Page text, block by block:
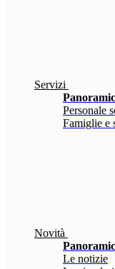
Servizi
Personale
Famiglie e
Novità
Le notizie